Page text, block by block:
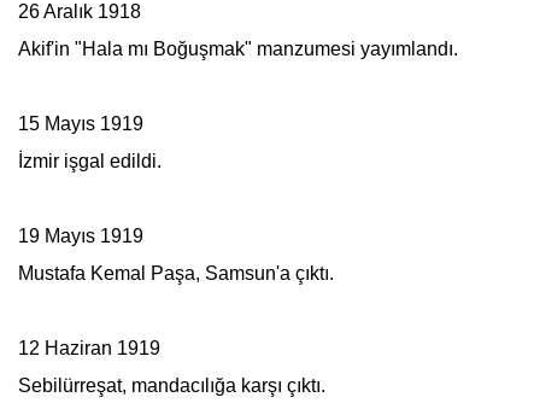
26 Aralık 1918
Akif'in "Hala mı Boğuşmak" manzumesi yayımlandı.
15 Mayıs 1919
İzmir işgal edildi.
19 Mayıs 1919
Mustafa Kemal Paşa, Samsun'a çıktı.
12 Haziran 1919
Sebilürreşat, mandacılığa karşı çıktı.